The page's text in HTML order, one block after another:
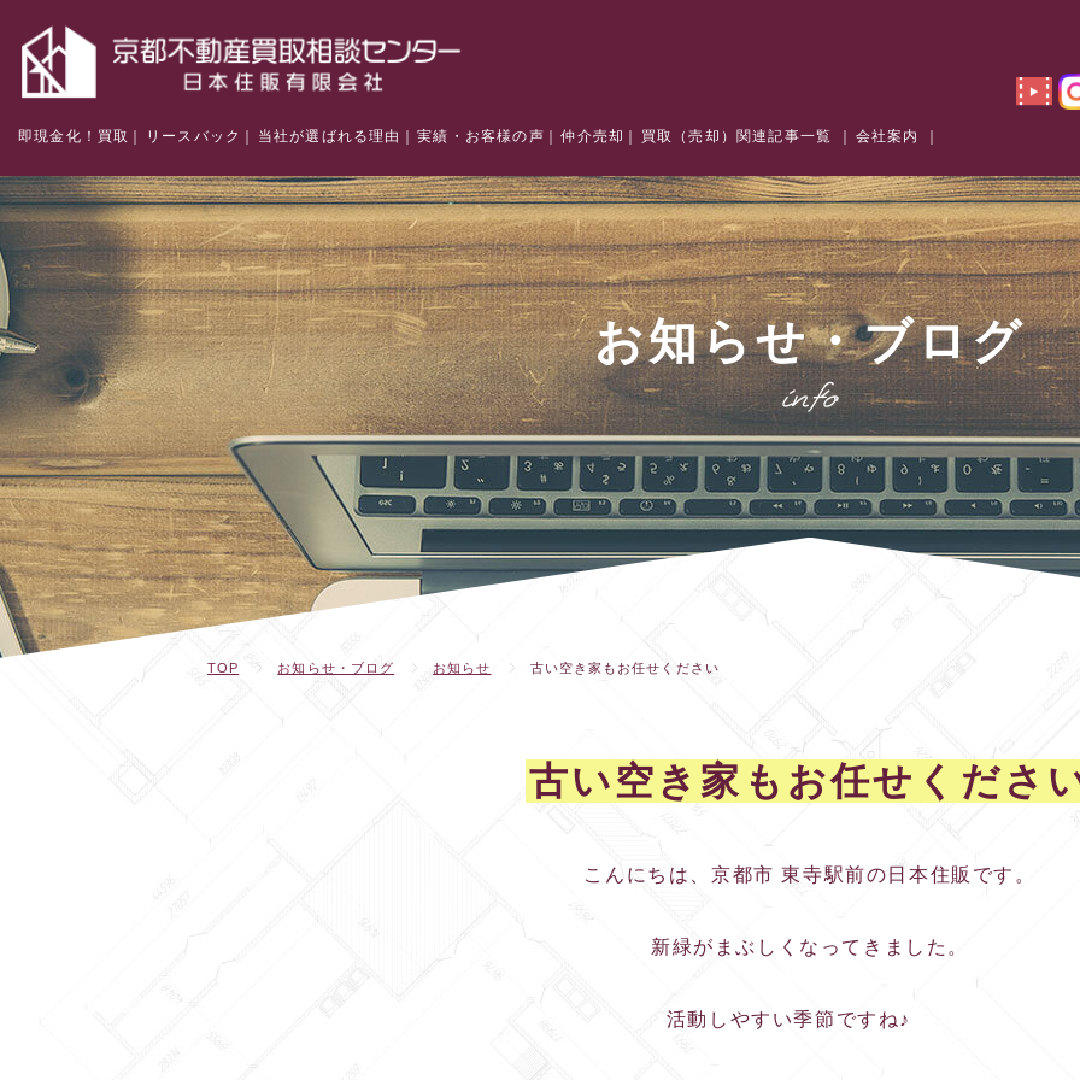
即現金化！買取 リースバック 当社が選ばれる理由 実績・お客様の声 仲介売却 買取（売却）関連記事一覧 会社案内
お知らせ・ブログ
TOP お知らせ・ブログ お知らせ 古い空き家もお任せください
古い空き家もお任せくださ
こんにちは、京都市 東寺駅前の日本住販です。
新緑がまぶしくなってきました。
活動しやすい季節ですね♪